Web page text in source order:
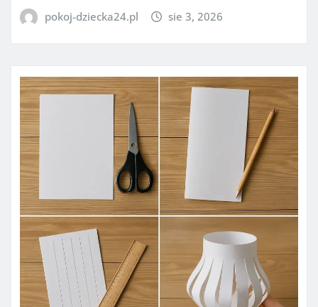
pokoj-dziecka24.pl sie 3, 2026